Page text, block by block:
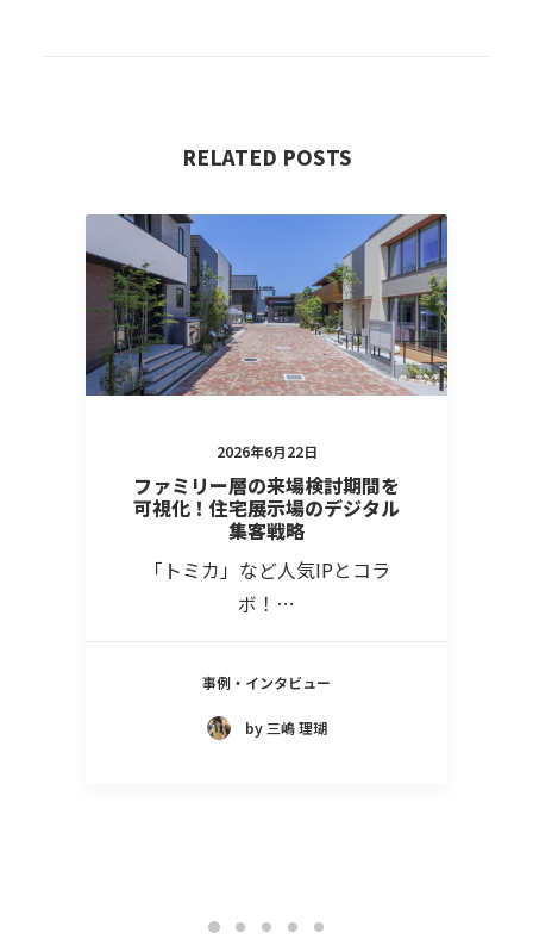
RELATED POSTS
2026年6月22日
ファミリー層の来場検討期間を
可視化！住宅展示場のデジタル
集客戦略
「トミカ」など人気IPとコラ
ボ！…
事例・インタビュー
by 三嶋 理瑚